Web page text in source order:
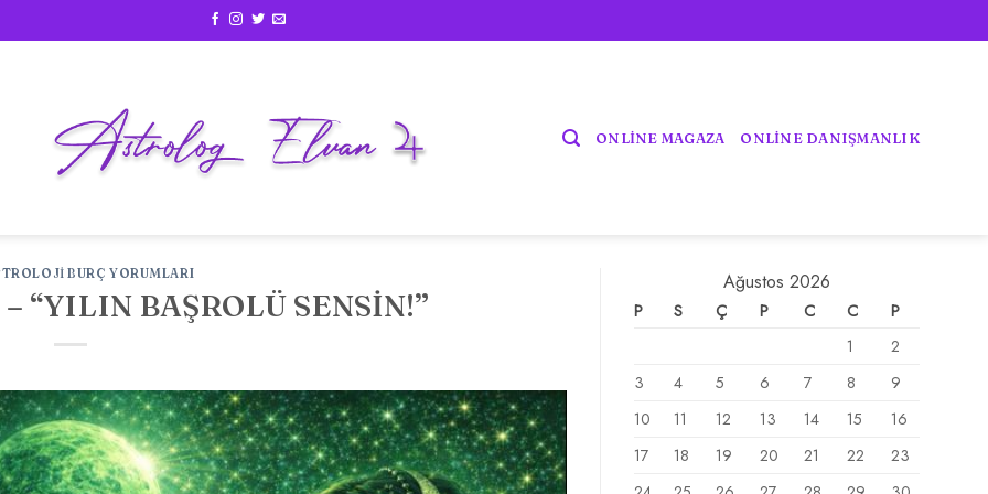
ONLİNE MAGAZA ONLİNE DANIŞMANLIK
BURÇ YORUMLARI
“YILIN BAŞROLÜ SENSİN!”
Ağustos 2026
P S Ç P C C
P
1
2
3
4 5 6 7 8
9
10
11 12 13 14 15
16
17
18 19 20 21 22
23